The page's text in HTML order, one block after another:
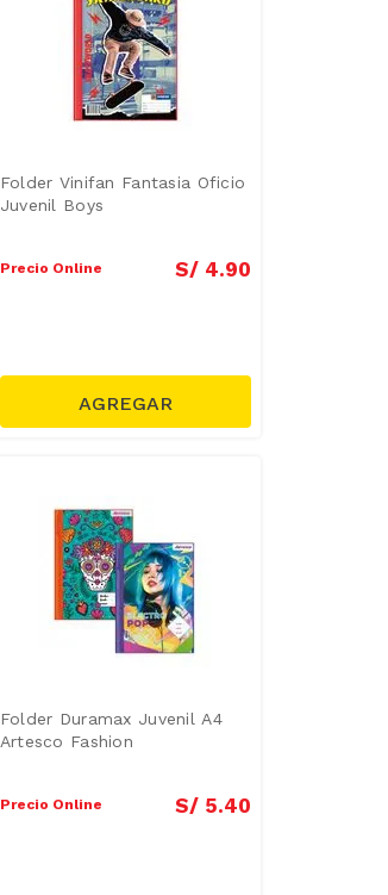
Folder Vinifan Fantasia Oficio
Juvenil Boys
Precio Online S/ 4.90
Folder Duramax Juvenil A4
Artesco Fashion
Precio Online S/ 5.40